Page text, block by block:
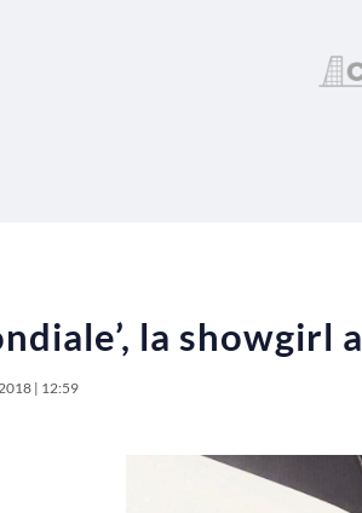
la
| 12:59